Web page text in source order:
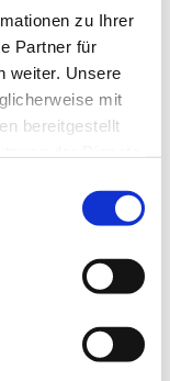
zu Ihrer
Partner für
weiter. Unsere
mit
bereitgestellt